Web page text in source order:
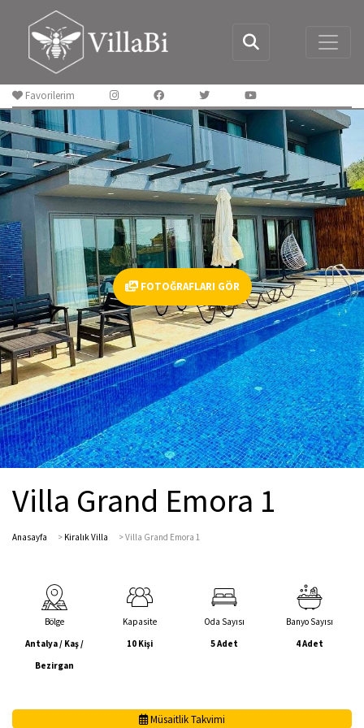
Favorilerim
FOTOĞRAFLARI GÖR
Villa Grand Emora 1
Anasayfa > Kiralık Villa >Villa Grand Emora 1
Bölge
Antalya / Kaş /
Bezirgan
Kapasite
10 Kişi
Oda Sayısı
5 Adet
Banyo Sayısı
4 Adet
Müsaitlik Takvimi